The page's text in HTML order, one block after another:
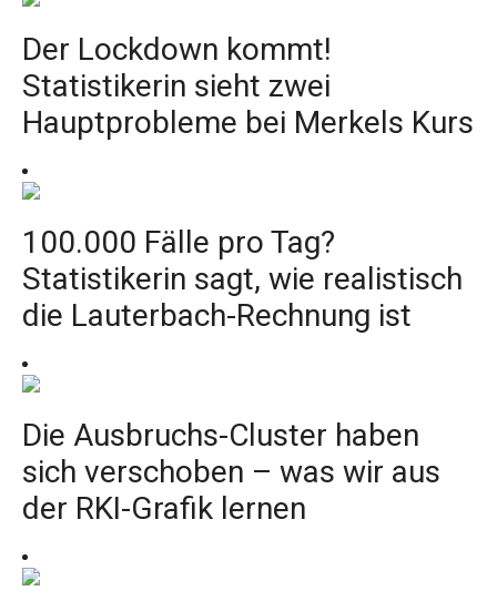
Der Lockdown kommt!
Statistikerin sieht zwei
Hauptprobleme bei Merkels Kurs
100.000 Fälle pro Tag?
Statistikerin sagt, wie realistisch
die Lauterbach-Rechnung ist
Die Ausbruchs-Cluster haben
sich verschoben – was wir aus
der RKI-Grafik lernen